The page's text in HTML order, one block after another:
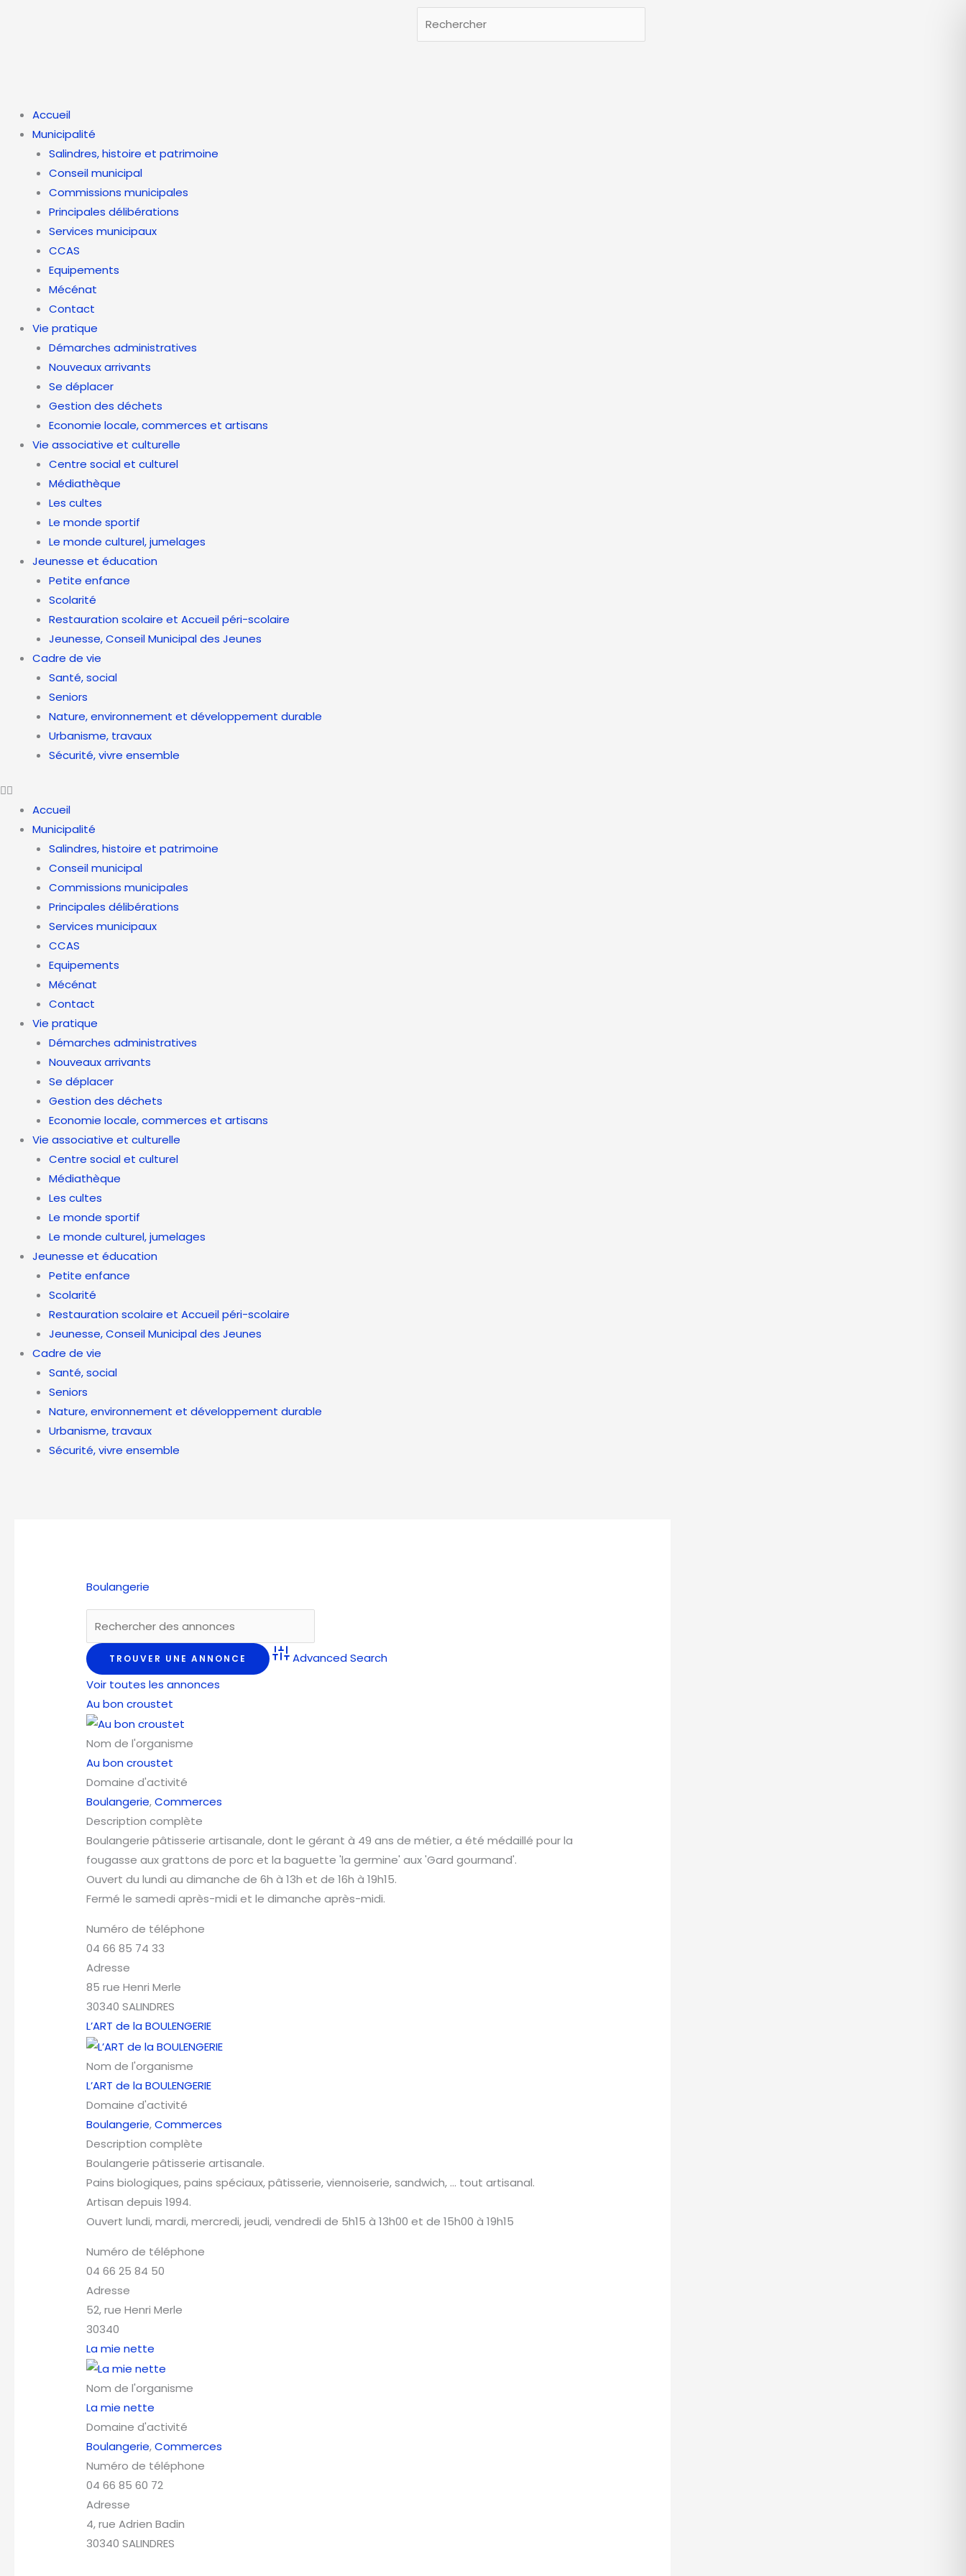
Accueil
Municipalité
Salindres, histoire et patrimoine
Conseil municipal
Commissions municipales
Principales délibérations
Services municipaux
CCAS
Equipements
Mécénat
Contact
Vie pratique
Démarches administratives
Nouveaux arrivants
Se déplacer
Gestion des déchets
Economie locale, commerces et artisans
Vie associative et culturelle
Centre social et culturel
Médiathèque
Les cultes
Le monde sportif
Le monde culturel, jumelages
Jeunesse et éducation
Petite enfance
Scolarité
Restauration scolaire et Accueil péri-scolaire
Jeunesse, Conseil Municipal des Jeunes
Cadre de vie
Santé, social
Seniors
Nature, environnement et développement durable
Urbanisme, travaux
Sécurité, vivre ensemble
Accueil
Municipalité
Salindres, histoire et patrimoine
Conseil municipal
Commissions municipales
Principales délibérations
Services municipaux
CCAS
Equipements
Mécénat
Contact
Vie pratique
Démarches administratives
Nouveaux arrivants
Se déplacer
Gestion des déchets
Economie locale, commerces et artisans
Vie associative et culturelle
Centre social et culturel
Médiathèque
Les cultes
Le monde sportif
Le monde culturel, jumelages
Jeunesse et éducation
Petite enfance
Scolarité
Restauration scolaire et Accueil péri-scolaire
Jeunesse, Conseil Municipal des Jeunes
Cadre de vie
Santé, social
Seniors
Nature, environnement et développement durable
Urbanisme, travaux
Sécurité, vivre ensemble
Boulangerie
Advanced Search
Voir toutes les annonces
Au bon croustet
Nom de l'organisme
Au bon croustet
Domaine d'activité
Boulangerie,Commerces
Description complète
Boulangerie pâtisserie artisanale, dont le gérant à 49 ans de métier, a été médaillé pour la
fougasse aux grattons de porc et la baguette 'la germine' aux 'Gard gourmand'.
Ouvert du lundi au dimanche de 6h à 13h et de 16h à 19h15.
Fermé le samedi après-midi et le dimanche après-midi.
Numéro de téléphone
04 66 85 74 33
Adresse
85 rue Henri Merle
30340 SALINDRES
L’ART de la BOULENGERIE
Nom de l'organisme
L’ART de la BOULENGERIE
Domaine d'activité
Boulangerie,Commerces
Description complète
Boulangerie pâtisserie artisanale.
Pains biologiques, pains spéciaux, pâtisserie, viennoiserie, sandwich, ... tout artisanal.
Artisan depuis 1994.
Ouvert lundi, mardi, mercredi, jeudi, vendredi de 5h15 à 13h00 et de 15h00 à 19h15
Numéro de téléphone
04 66 25 84 50
Adresse
52, rue Henri Merle
30340
La mie nette
Nom de l'organisme
La mie nette
Domaine d'activité
Boulangerie,Commerces
Numéro de téléphone
04 66 85 60 72
Adresse
4, rue Adrien Badin
30340 SALINDRES